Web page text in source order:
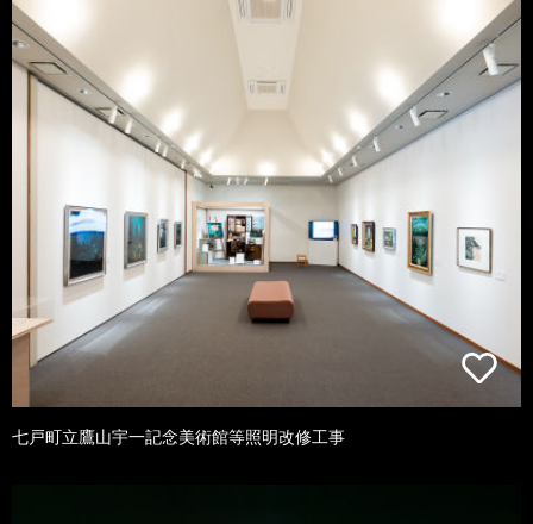
七戸町立鷹山宇一記念美術館等照明改修工事